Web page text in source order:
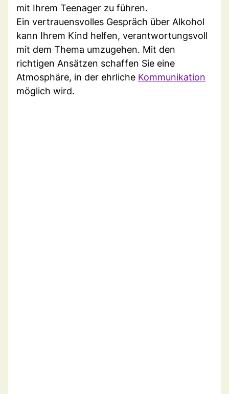
mit Ihrem Teenager zu führen.
Ein vertrauensvolles Gespräch über Alkohol
kann Ihrem Kind helfen, verantwortungsvoll
mit dem Thema umzugehen. Mit den
richtigen Ansätzen schaffen Sie eine
Atmosphäre, in der ehrliche Kommunikation
möglich wird.